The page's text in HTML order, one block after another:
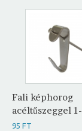
Fali képhorog
acéltűszeggel
95 FT